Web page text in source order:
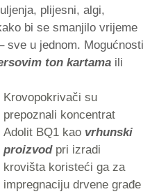
plijesni, algi,
bi se smanjilo vrijeme
sve u jednom. Mogućnosti
ton kartama ili
Krovopokrivači su
prepoznali koncentrat
Adolit BQ1 kao vrhunski
proizvodpri izradi
krovišta koristeći ga za
impregnaciju drvene građe